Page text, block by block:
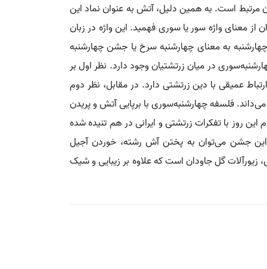
مرتبط است. به همین دلیل، آتش به عنوان نماد این
معنای واژه سور یا سوری فهمید. این واژه در زبان
به معنای چهارشنبه سرخ یا جشن چهارشنبه
در میان زرتشتیان وجود دارد. نظر اول بر
عمیقی با دین زرتشتی دارد. در مقابل، نظر دوم
فلسفه چهارشنبه‌سوری با برپایی آتش و پریدن
روز با تفکرات زرتشتی و ایرانی در هم تنیده شده
این جشن می‌توان به پختن آش رشته، خوردن آجیل
زیورآلات گل جاودان است که علاوه بر زیبایی و شیک